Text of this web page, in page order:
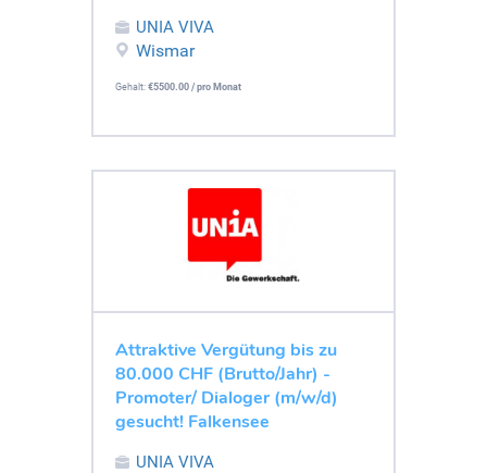
UNIA VIVA
Wismar
Gehalt: €5500.00 / pro Monat
Attraktive Vergütung bis zu
80.000 CHF (Brutto/Jahr) -
Promoter/ Dialoger (m/w/d)
gesucht! Falkensee
UNIA VIVA